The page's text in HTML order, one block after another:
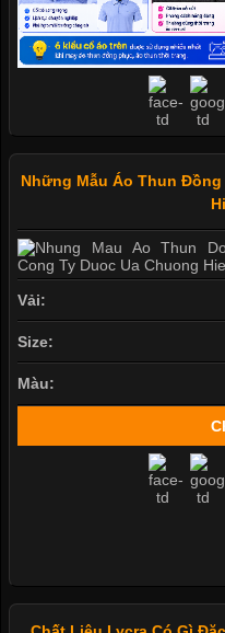
Những Mẫu Áo Thun
Vải:
Size:
Màu: